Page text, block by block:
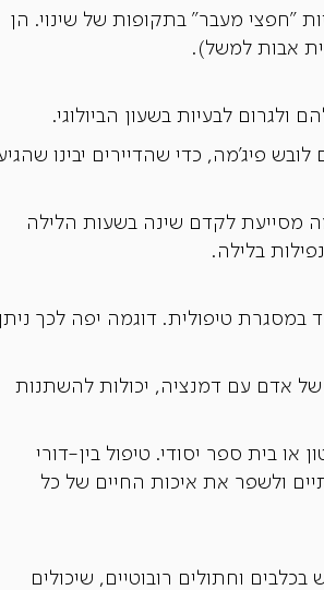
"חפצי מעבר" בתקופות של שינוי. הן
אבות למשל).
לבעיות בשעון הביולוגי.
פיג'מה, כדי שהדיירים יבינו
מסיבה זו. היוזמה מסייעת לקדם שינה בשעות הלילה
בלילה.
במסגרת טיפולית. דוגמה יפה לכך
אדם עם דמנציה, יכולות להשתנות
בית ספר יסודי. טיפול בין-דורי
ולשפר את איכות החיים של כל
וחתולים רובוטיים, שיכולים